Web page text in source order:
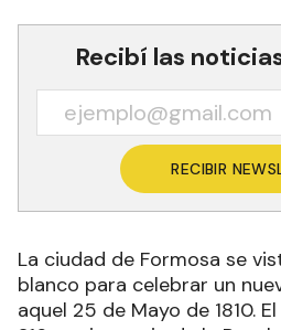
soberanía.
Recibí las
RECIBIR